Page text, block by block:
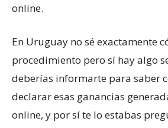
online.
En Uruguay no sé exactamente
procedimiento pero sí hay algo
deberías informarte para saber
declarar esas ganancias
online, y por sí te lo estabas